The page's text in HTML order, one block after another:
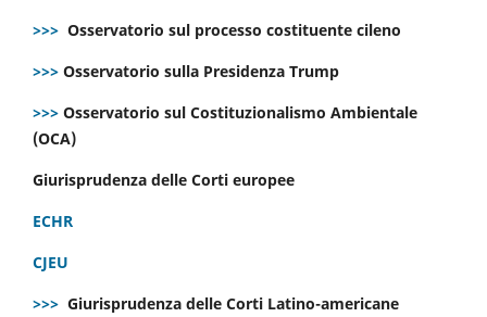
>>> Osservatorio sul processo costituente cileno
>>> Osservatorio sulla Presidenza Trump
>>> Osservatorio sul Costituzionalismo Ambientale
(OCA)
Giurisprudenza delle Corti europee
ECHR
CJEU
>>> Giurisprudenza delle Corti Latino-americane